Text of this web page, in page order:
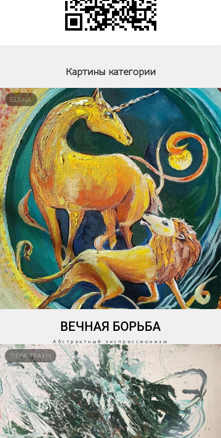
Картины категории
ELENA
ВЕЧНАЯ БОРЬБА
Абстрактный экспрессионизм
ЛЕРА ТРАУМ